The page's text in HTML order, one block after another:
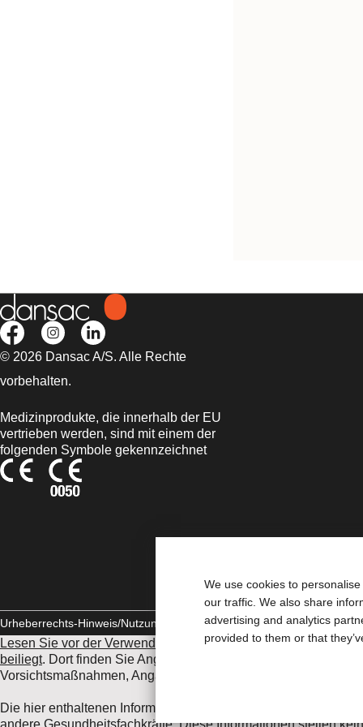
We use cookies to
our traffic. We also share
advertising and analytics
provided to them or that
© 2026 Dansac A/S. Alle Rechte
vorbehalten.
Medizinprodukte, die innerhalb der EU
vertrieben werden, sind mit einem der
folgenden Symbole gekennzeichnet
Urheberrechts-Hinweis/Nutzungsbedingungen Impressum
Lesen Sie vor der Verwendung der angeführten Produkte
beiliegt. Dort finden Sie Angaben zum Verwendungszweck,
Vorsichtsmaßnahmen, Angaben zu unerwünschten
Die hier enthaltenen Informationen stellen keine